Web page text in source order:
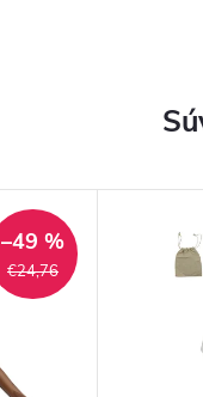
€24,76
–49 %